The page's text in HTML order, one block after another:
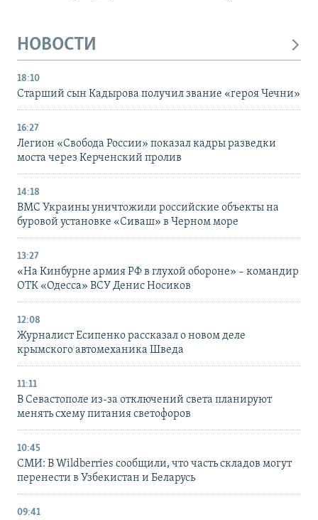
НОВОСТИ
18:10
Старший сын Кадырова получил звание «героя Чечни»
16:27
Легион «Свобода России» показал кадры разведки
моста через Керченский пролив
14:18
ВМС Украины уничтожили российские объекты на
буровой установке «Сиваш» в Черном море
13:27
«На Кинбурне армия РФ в глухой обороне» – командир
ОТК «Одесса» ВСУ Денис Носиков
12:08
Журналист Есипенко рассказал о новом деле
крымского автомеханика Шведа
11:11
В Севастополе из-за отключений света планируют
менять схему питания светофоров
10:45
СМИ: В Wildberries сообщили, что часть складов могут
перенести в Узбекистан и Беларусь
09:41